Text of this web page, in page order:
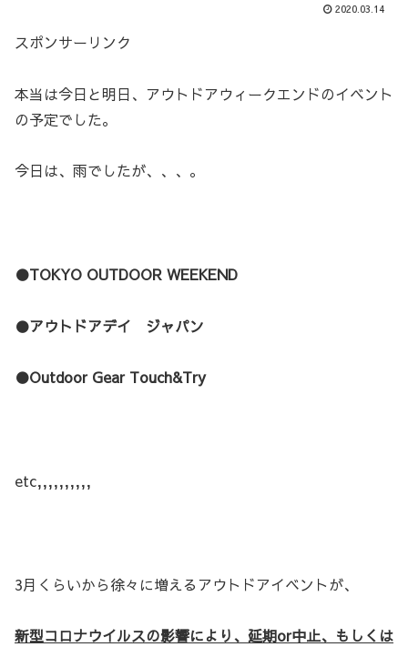
2020.03.14
スポンサーリンク
本当は今日と明日、アウトドアウィークエンドのイベント
の予定でした。
今日は、雨でしたが、、、。
●TOKYO OUTDOOR WEEKEND
●アウトドアデイ ジャパン
●Outdoor Gear Touch&Try
etc,,,,,,,,,,
3月くらいから徐々に増えるアウトドアイベントが、
新型コロナウイルスの影響により、延期or中止、もしくは